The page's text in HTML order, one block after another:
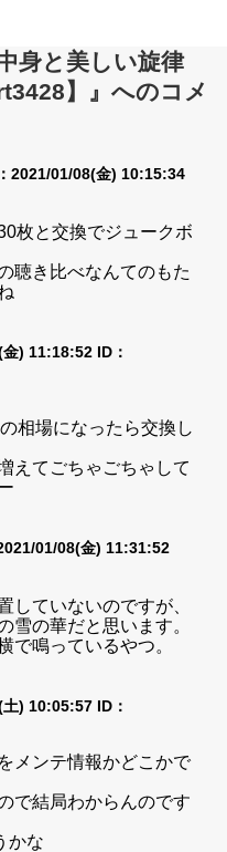
身と美しい旋律
】』へのコメ
2021/01/08(金) 10:15:34
枚と交換でジュークボ
聴き比べなんてのもた
金) 11:18:52 ID：
相場になったら交換し
えてごちゃごちゃして
01/08(金) 11:31:52
していないのですが、
雪の華だと思います。
で鳴っているやつ。
土) 10:05:57 ID：
メンテ情報かどこかで
で結局わからんのです
かな